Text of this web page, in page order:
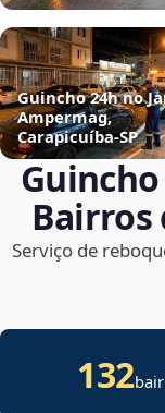
Guincho 24h no
Ampermag,
Carapicuíba‑SP
Bairros
Serviço de
132